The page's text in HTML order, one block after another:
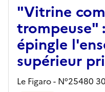
"Vitrine
trompeuse"
épingle
supérieur
Le Figaro - N°25480